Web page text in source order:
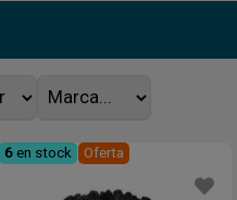
6 en stock Oferta